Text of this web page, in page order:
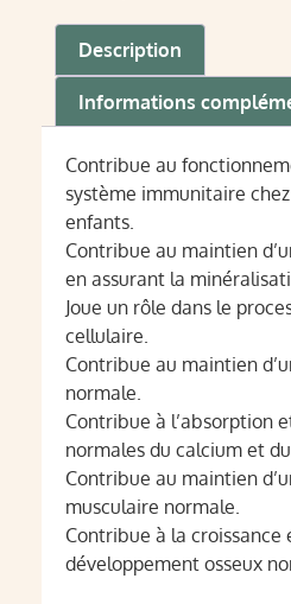
Description
Informations
Contribue au
système immunitaire
enfants.
Contribue au maintien
en assurant la
Joue un rôle dans le
cellulaire.
Contribue au maintien
normale.
Contribue à l’absorption
normales du calcium et
Contribue au maintien
musculaire normale.
Contribue à la croissance
développement osseux